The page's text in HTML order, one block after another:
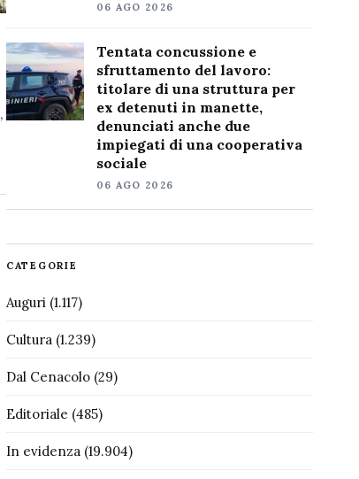
,
06 AGO 2026
Tentata concussione e
sfruttamento del lavoro:
titolare di una struttura per
ex detenuti in manette,
denunciati anche due
impiegati di una cooperativa
sociale
06 AGO 2026
CATEGORIE
Auguri(1.117)
Cultura(1.239)
Dal Cenacolo(29)
Editoriale (485)
In evidenza(19.904)